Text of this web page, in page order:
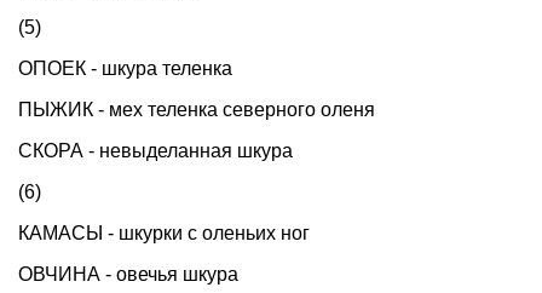
(5)
ОПОЕК - шкура теленка
ПЫЖИК - мех теленка северного оленя
СКОРА - невыделанная шкура
(6)
КАМАСЫ - шкурки с оленьих ног
ОВЧИНА - овечья шкура